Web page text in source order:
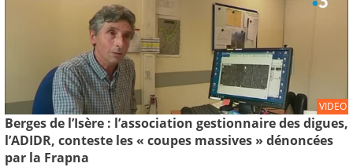
VIDEO
Berges de l’Isère : l’association gestionnaire des digues,
l’ADIDR, conteste les « coupes massives » dénoncées
par la Frapna